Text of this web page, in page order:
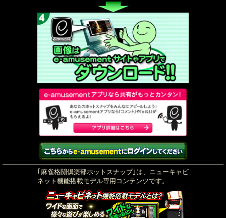
｢麻雀格闘倶楽部ホットスナップ｣は、ニューキャビ
ネット機能搭載モデル専用コンテンツです。